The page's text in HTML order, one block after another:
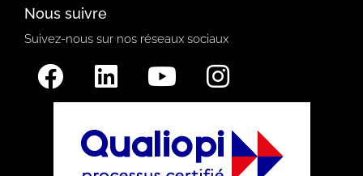
Nous suivre
Suivez-nous sur nos réseaux sociaux